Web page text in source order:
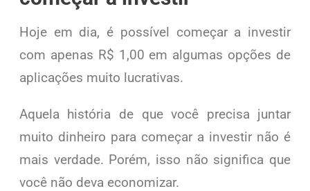
Hoje em dia, é possível começar a investir
com apenas R$ 1,00 em algumas opções de
aplicações muito lucrativas.
Aquela história de que você precisa juntar
muito dinheiro para começar a investir não é
mais verdade. Porém, isso não significa que
você não deva economizar.